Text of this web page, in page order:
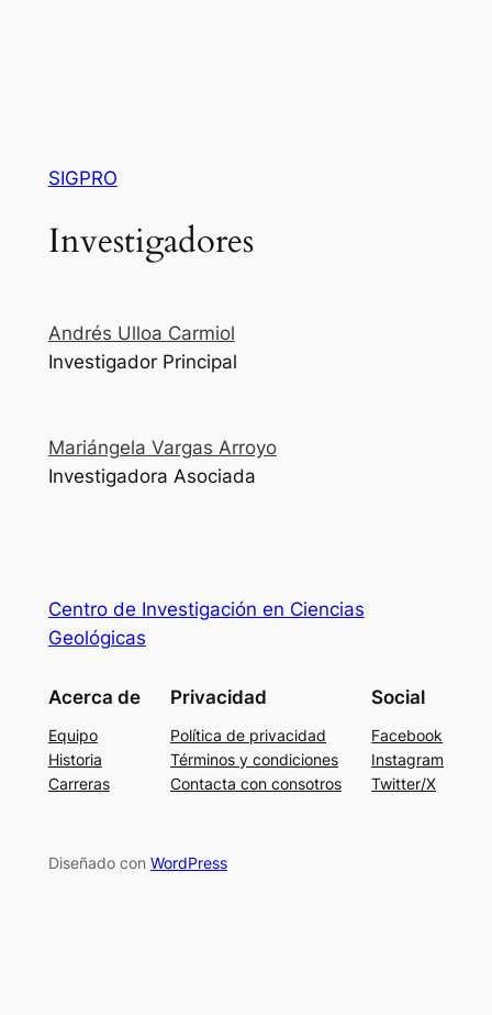
SIGPRO
Investigadores
Andrés Ulloa Carmiol
Investigador Principal
Mariángela Vargas Arroyo
Investigadora Asociada
Centro de Investigación en Ciencias
Geológicas
Acerca de
Equipo
Historia
Carreras
Privacidad
Política de privacidad
Términos y condiciones
Contacta con consotros
Social
Facebook
Instagram
Twitter/X
Diseñado con WordPress